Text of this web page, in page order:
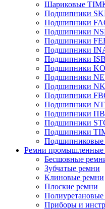
Шариковые
Подшипники
Подшипники
Подшипники
Подшипники
Подшипники
Подшипники ISB
Подшипники
Подшипники
Подшипники
Подшипники
Подшипники
Подшипники
Подшипники
Подшипники
Подшипниковые
Ремни промышленные
Бесшовные
Зубчатые ремни
Клиновые ремни
Плоские ремни
Приборы и